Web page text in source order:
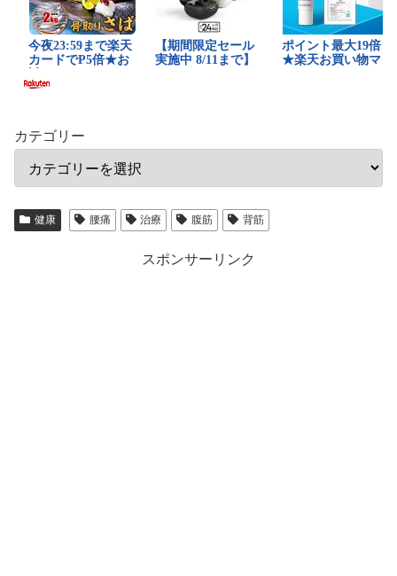
カテゴリー
健康 腰痛 治療 腹筋 背筋
スポンサーリンク